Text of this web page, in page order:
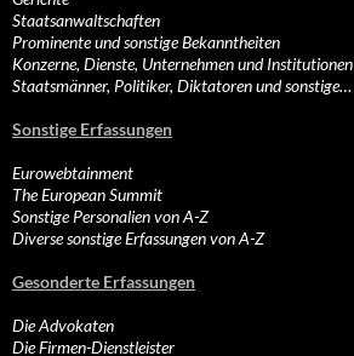
Staatsanwaltschaften
Prominente und sonstige Bekanntheiten
Konzerne, Dienste, Unternehmen und Institutionen
Staatsmänner, Politiker, Diktatoren und sonstige…
Sonstige Erfassungen
Eurowebtainment
The European Summit
Sonstige Personalien von A-Z
Diverse sonstige Erfassungen von A-Z
Gesonderte Erfassungen
Die Advokaten
Die Firmen-Dienstleister